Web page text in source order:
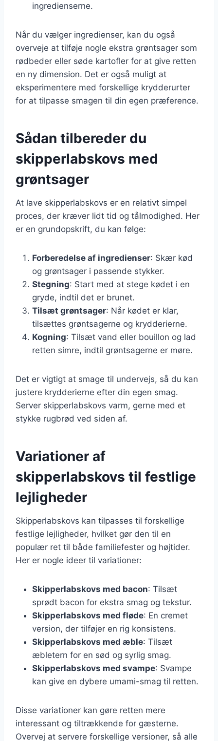
ingredienserne.
Når du vælger ingredienser, kan du også
overveje at tilføje nogle ekstra grøntsager som
rødbeder eller søde kartofler for at give retten
en ny dimension. Det er også muligt at
eksperimentere med forskellige krydderurter
for at tilpasse smagen til din egen præference.
Sådan tilbereder du
skipperlabskovs med
grøntsager
At lave skipperlabskovs er en relativt simpel
proces, der kræver lidt tid og tålmodighed. Her
er en grundopskrift, du kan følge:
Forberedelse af ingredienser: Skær kød
og grøntsager i passende stykker.
Stegning: Start med at stege kødet i en
gryde, indtil det er brunet.
Tilsæt grøntsager: Når kødet er klar,
tilsættes grøntsagerne og krydderierne.
Kogning: Tilsæt vand eller bouillon og lad
retten simre, indtil grøntsagerne er møre.
Det er vigtigt at smage til undervejs, så du kan
justere krydderierne efter din egen smag.
Server skipperlabskovs varm, gerne med et
stykke rugbrød ved siden af.
Variationer af
skipperlabskovs til festlige
lejligheder
Skipperlabskovs kan tilpasses til forskellige
festlige lejligheder, hvilket gør den til en
populær ret til både familiefester og højtider.
Her er nogle ideer til variationer:
Skipperlabskovs med bacon: Tilsæt
sprødt bacon for ekstra smag og tekstur.
Skipperlabskovs med fløde: En cremet
version, der tilføjer en rig konsistens.
Skipperlabskovs med æble: Tilsæt
æbletern for en sød og syrlig smag.
Skipperlabskovs med svampe: Svampe
kan give en dybere umami-smag til retten.
Disse variationer kan gøre retten mere
interessant og tiltrækkende for gæsterne.
Overvej at servere forskellige versioner, så alle